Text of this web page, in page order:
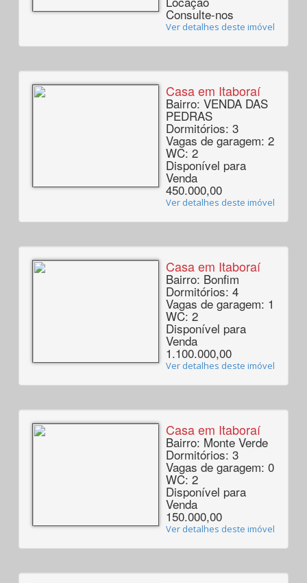
Consulte-nos
Ver detalhes deste imóvel
Casa em Itaboraí
Bairro: VENDA DAS
PEDRAS
Dormitórios: 3
Vagas de garagem: 2
WC: 2
Disponível para
Venda
450.000,00
Ver detalhes deste imóvel
Casa em Itaboraí
Bairro: Bonfim
Dormitórios: 4
Vagas de garagem: 1
WC: 2
Disponível para
Venda
1.100.000,00
Ver detalhes deste imóvel
Casa em Itaboraí
Bairro: Monte Verde
Dormitórios: 3
Vagas de garagem: 0
WC: 2
Disponível para
Venda
150.000,00
Ver detalhes deste imóvel